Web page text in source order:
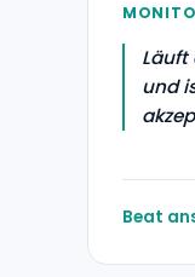
Läuft
und
Beat